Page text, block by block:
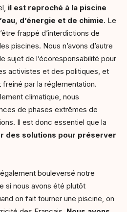
il est reproché à la piscine
d’énergie et de chimie. Le
frappé d’interdictions de
piscines. Nous n’avons d’autre
sujet de l’écoresponsabilité pour
activistes et des politiques, et
par la réglementation.
climatique, nous
de phases extrêmes de
Il est donc essentiel que la
des solutions pour préserver
également bouleversé notre
si nous avons été plutôt
on fait tourner une piscine, on